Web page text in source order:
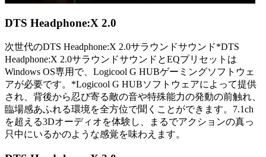
DTS Headphone:X 2.0
次世代のDTS Headphone:X 2.0サラウンドサウンド*DTS
Headphone:X 2.0サラウンドサウンドとEQプリセットは
Windows OS専用で、Logicool G HUBゲーミングソフトウェ
アが必要です。*Logicool G HUBソフトウェアによって提供
され、背後から忍び寄る敵の音や特殊能力の発動の前触れ、
臨場感あふれる環境を全方位で聞くことができます。7.1ch
を超える3Dオーディオを体験し、まるでアクションの真っ
只中にいるかのような感覚を味わえます。